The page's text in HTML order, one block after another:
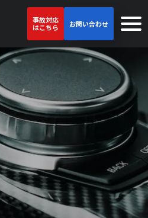
事故対応
はこちら
お問い合わせ